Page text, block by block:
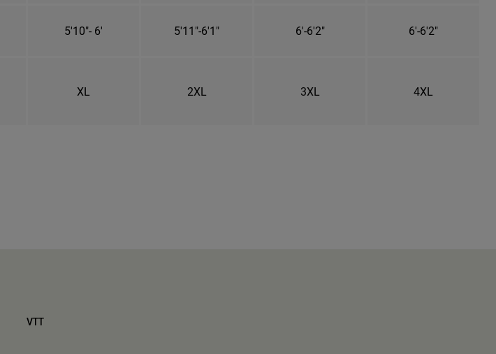
5'10"- 6' 5'11"-6'1" 6'-6'2" 6'-6'2"
XL 2XL 3XL 4XL
VTT